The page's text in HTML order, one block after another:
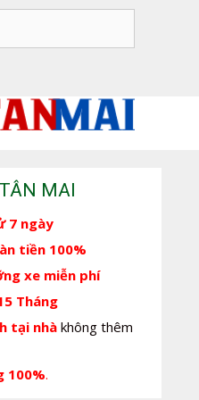
MAI
7 ngày
tiền 100%
xe miễn phí
Tháng
tại nhàkhông thêm
100%.